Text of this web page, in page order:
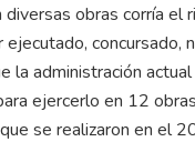
diversas obras corría el
concursado,
la administración
ejercerlo en 12
se realizaron en el